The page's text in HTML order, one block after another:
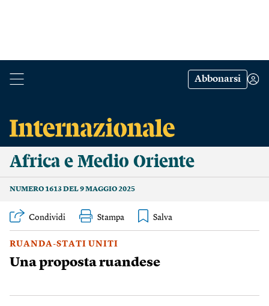
Abbonarsi
Africa e Medio Oriente
NUMERO 1613 DEL 9 MAGGIO 2025
Condividi Stampa
RUANDA-STATI UNITI
Una proposta ruandese